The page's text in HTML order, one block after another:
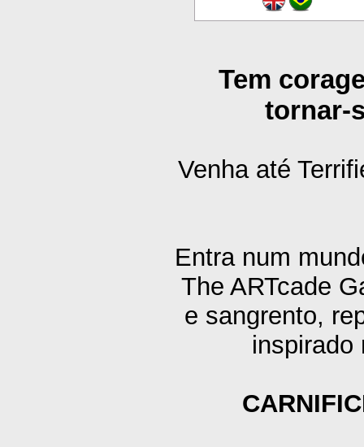
Tem
tornar-
Venha até
Entra num
The ARTcade
e sangrento,
inspirado